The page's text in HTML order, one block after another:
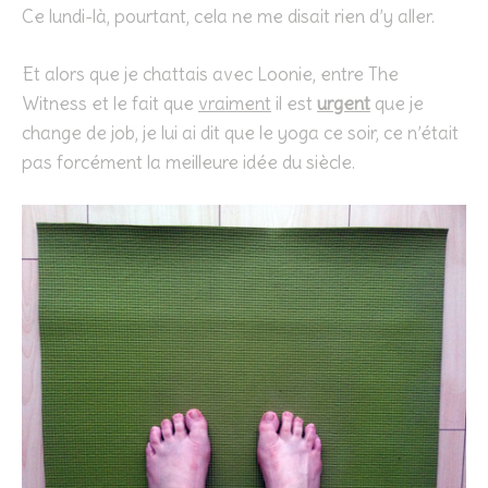
Ce lundi-là, pourtant, cela ne me disait rien d’y aller.
Et alors que je chattais avec Loonie, entre The
Witness et le fait que vraiment il est urgent que je
change de job, je lui ai dit que le yoga ce soir, ce n’était
pas forcément la meilleure idée du siècle.